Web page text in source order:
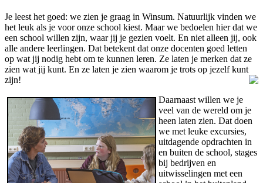
Je leest het goed: we zien je graag in Winsum. Natuurlijk vinden we
het leuk als je voor onze school kiest. Maar we bedoelen hier dat we
een school willen zijn, waar jij je gezien voelt. En niet alleen jij, ook
alle andere leerlingen. Dat betekent dat onze docenten goed letten
op wat jij nodig hebt om te kunnen leren. Ze laten je merken dat ze
zien wat jij kunt. En ze laten je zien waarom je trots op jezelf kunt
zijn!
Daarnaast willen we je
veel van de wereld om je
heen laten zien. Dat doen
we met leuke excursies,
uitdagende opdrachten in
en buiten de school, stages
bij bedrijven en
uitwisselingen met een